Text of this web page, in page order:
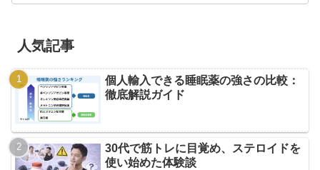
人気記事
個人輸入できる睡眠薬の強さの比較：
徹底解説ガイド
30代で筋トレに目覚め、ステロイドを
使い始めた体験談